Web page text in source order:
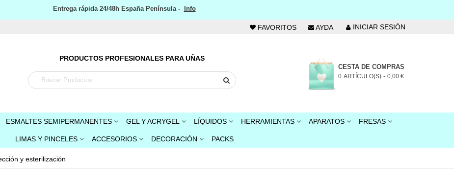
Entrega rápida 24/48h España Península - Info
FAVORITOS AYDA INICIAR SESIÓN
PRODUCTOS PROFESIONALES PARA UÑAS
CESTA DE COMPRAS
0 ARTÍCULO(S) - 0,00 €
ESMALTES SEMIPERMANENTES GEL Y ACRYGEL LÍQUIDOS HERRAMIENTAS APARATOS FRESAS
LIMAS Y PINCELES ACCESORIOS DECORACIÓN PACKS
y esterilización